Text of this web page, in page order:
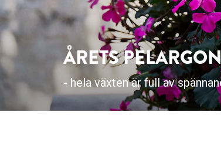
ÅRETS
- hela växten är full av